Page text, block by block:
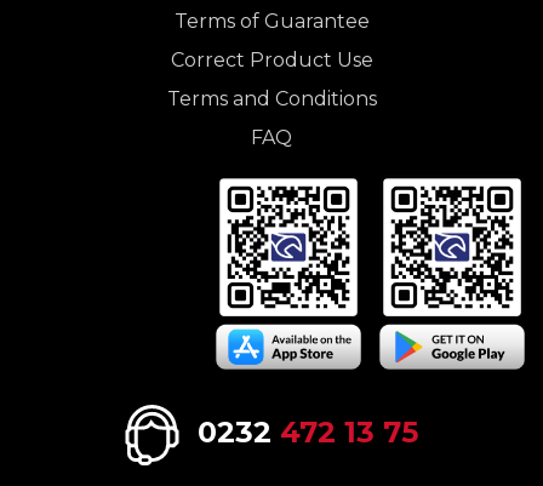
Terms of Guarantee
Correct Product Use
Terms and Conditions
FAQ
0232 472 13 75